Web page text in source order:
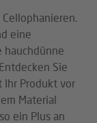
eine
hauchdünne
Sie
Ihr Produkt vor
Material
ein Plus an